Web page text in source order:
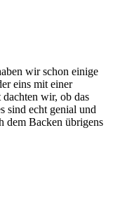
wir schon einige
eins mit einer
wir, ob das
sind echt genial und
dem Backen übrigens